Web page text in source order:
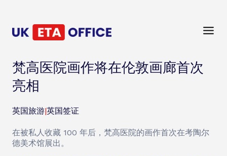
梵高医院画作将在伦敦画廊首次
亮相
英国旅游|英国签证
在被私人收藏 100 年后，梵高医院的画作首次在考陶尔
德美术馆展出。